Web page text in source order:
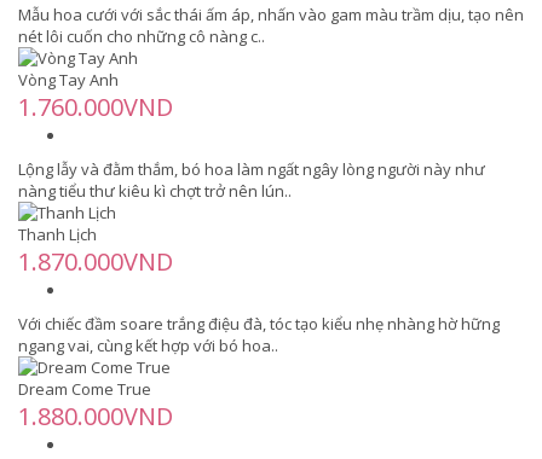
Mẫu hoa cưới với sắc thái ấm áp, nhấn vào gam màu trầm dịu, tạo nên
nét lôi cuốn cho những cô nàng c..
Vòng Tay Anh
1.760.000VND
Lộng lẫy và đằm thắm, bó hoa làm ngất ngây lòng người này như
nàng tiểu thư kiêu kì chợt trở nên lún..
Thanh Lịch
1.870.000VND
Với chiếc đầm soare trắng điệu đà, tóc tạo kiểu nhẹ nhàng hờ hững
ngang vai, cùng kết hợp với bó hoa..
Dream Come True
1.880.000VND